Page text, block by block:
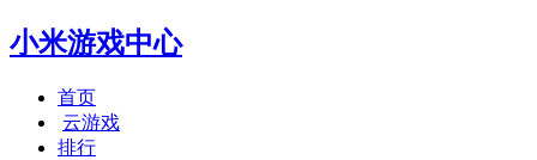
小米游戏中心
首页
云游戏
排行